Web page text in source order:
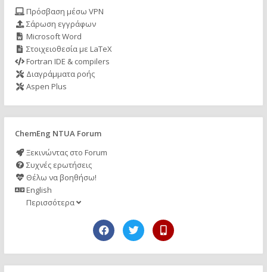
Πρόσβαση μέσω VPN
Σάρωση εγγράφων
Microsoft Word
Στοιχειοθεσία με LaTeX
Fortran IDE & compilers
Διαγράμματα ροής
Aspen Plus
ChemEng NTUA Forum
Ξεκινώντας στο Forum
Συχνές ερωτήσεις
Θέλω να βοηθήσω!
English
Περισσότερα